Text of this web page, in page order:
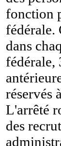
fonction
fédérale.
dans
fédérale,
réservés
L'arrêté
des